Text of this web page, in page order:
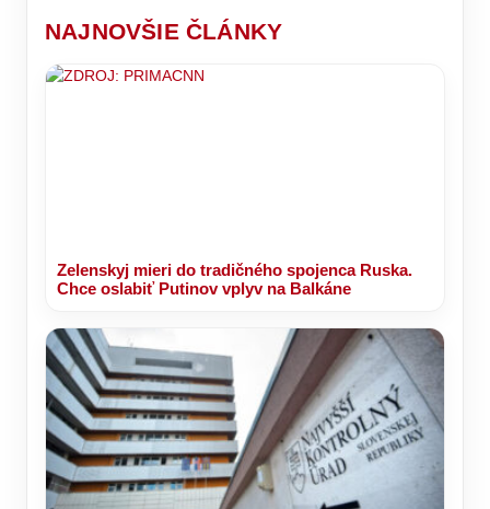
NAJNOVŠIE ČLÁNKY
Zelenskyj mieri do tradičného spojenca Ruska.
Chce oslabiť Putinov vplyv na Balkáne